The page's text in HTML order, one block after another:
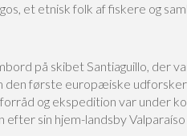
et etnisk folk af fiskere og
på skibet Santiaguillo, der
den første europæiske udforsker
og ekspedition var under
efter sin hjem-landsby